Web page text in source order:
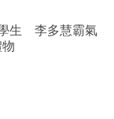
生 李多慧霸氣